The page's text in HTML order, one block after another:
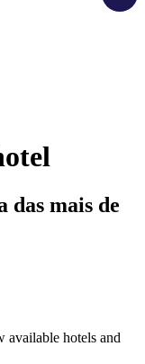
das mais de
available hotels and